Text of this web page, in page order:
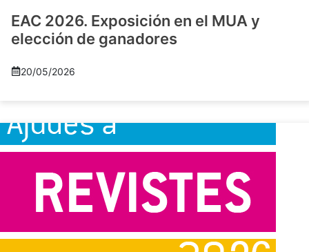
EAC 2026. Exposición en el MUA y
elección de ganadores
20/05/2026